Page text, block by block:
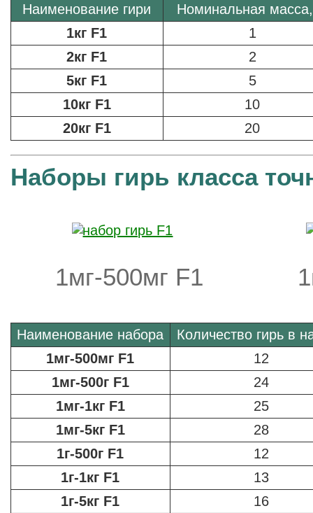
Наименование гири
Номинальная масса,
1кг F1
1
2кг F1
2
5кг F1
5
10кг F1
10
20кг F1
20
Наборы гирь класса
1мг-500мг F1
Наименование набора
Количество гирь в
1мг-500мг F1
12
1мг-500г F1
24
1мг-1кг F1
25
1мг-5кг F1
28
1г-500г F1
12
1г-1кг F1
13
1г-5кг F1
16